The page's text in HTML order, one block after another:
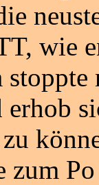
wie
zum